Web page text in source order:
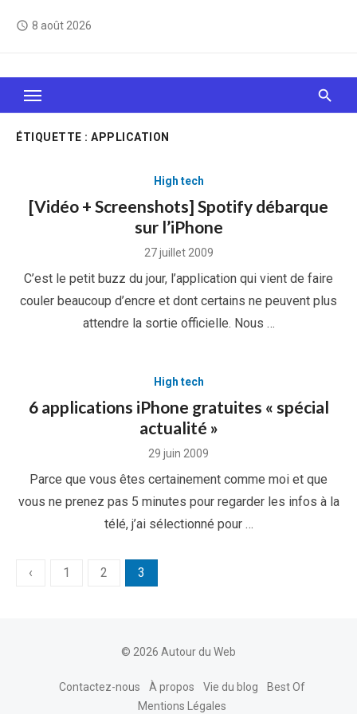
access_time 8 août 2026
Le Web, c'est comme une boîte de chocolats… On
sait jamais sur quoi on va tomber !
ÉTIQUETTE : APPLICATION
High tech
[Vidéo + Screenshots] Spotify débarque
sur l’iPhone
Posted
27 juillet 2009
C’est le petit buzz du jour, l’application qui vient de faire
couler beaucoup d’encre et dont certains ne peuvent plus
attendre la sortie officielle. Nous …
High tech
6 applications iPhone gratuites « spécial
actualité »
Posted
29 juin 2009
Parce que vous êtes certainement comme moi et que
vous ne prenez pas 5 minutes pour regarder les infos à la
télé, j’ai sélectionné pour …
Pagination
‹ 1 2 3
© 2026 Autour du Web
Contactez-nous À propos Vie du blog
Best Of
Mentions Légales